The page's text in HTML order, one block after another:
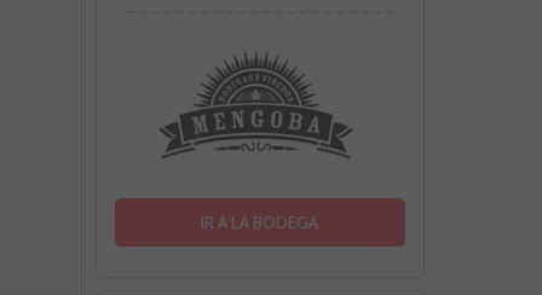
IR A LA BODEGA